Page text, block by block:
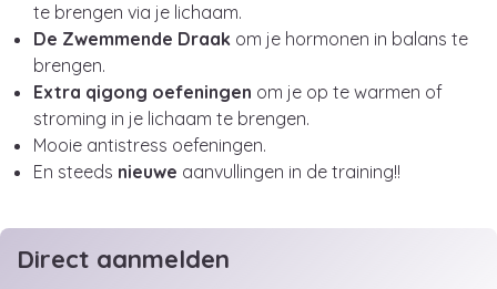
te brengen via je lichaam.
De Zwemmende Draak om je hormonen in balans te
brengen.
Extra qigong oefeningen om je op te warmen of
stroming in je lichaam te brengen.
Mooie antistress oefeningen.
En steeds nieuwe aanvullingen in de training!!
Direct aanmelden